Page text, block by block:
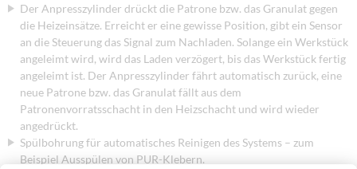
Der Anpresszylinder drückt die Patrone bzw. das Granulat gegen
die Heizeinsätze. Erreicht er eine gewisse Position, gibt ein Sensor
an die Steuerung das Signal zum Nachladen. Solange ein Werkstück
angeleimt wird, wird das Laden verzögert, bis das Werkstück fertig
angeleimt ist. Der Anpresszylinder fährt automatisch zurück, eine
neue Patrone bzw. das Granulat fällt aus dem
Patronenvorratsschacht in den Heizschacht und wird wieder
angedrückt.
Spülbohrung für automatisches Reinigen des Systems – zum
Beispiel Ausspülen von PUR-Klebern.